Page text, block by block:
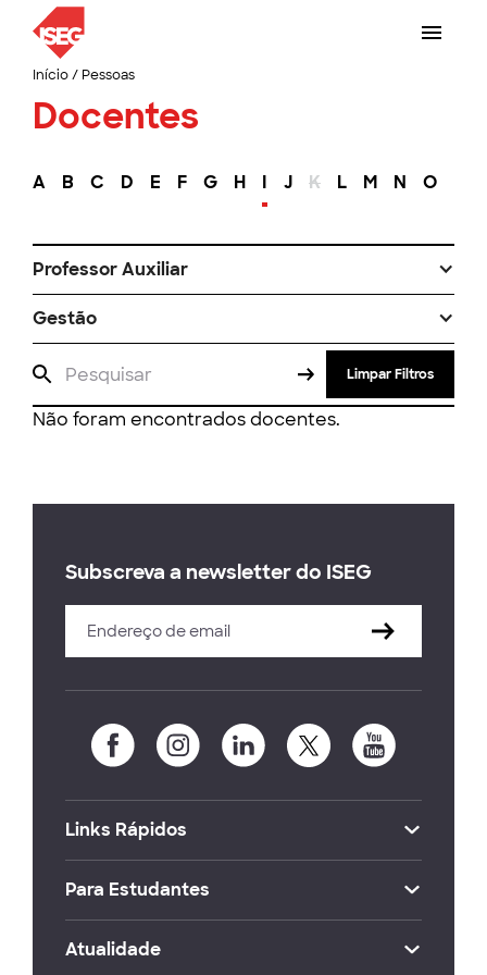
Início/ Pessoas
Docentes
A B C D E F G H I J K L M N O
Professor Auxiliar
Gestão
Limpar Filtros
Não foram encontrados docentes.
Subscreva a newsletter do ISEG
Links Rápidos
Para Estudantes
Atualidade